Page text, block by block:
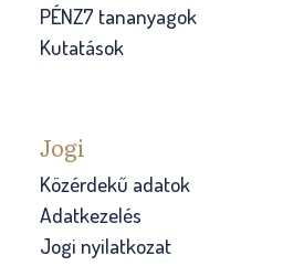
PÉNZ7 tananyagok
Kutatások
Jogi
Közérdekű adatok
Adatkezelés
Jogi nyilatkozat